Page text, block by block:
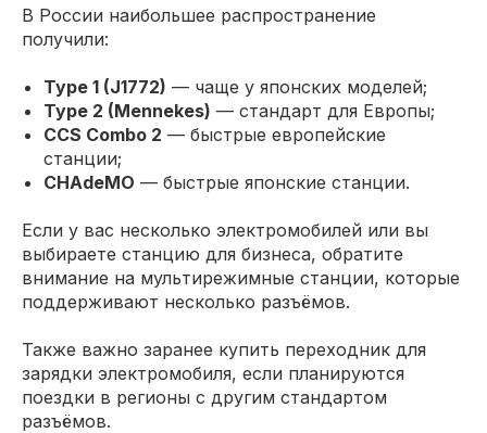
В России наибольшее распространение
получили:
Type 1 (J1772) — чаще у японских моделей;
Type 2 (Mennekes) — стандарт для Европы;
CCS Combo 2 — быстрые европейские
станции;
CHAdeMO — быстрые японские станции.
Если у вас несколько электромобилей или вы
выбираете станцию для бизнеса, обратите
внимание на мультирежимные станции, которые
поддерживают несколько разъёмов.
Также важно заранее купить переходник для
зарядки электромобиля, если планируются
поездки в регионы с другим стандартом
разъёмов.